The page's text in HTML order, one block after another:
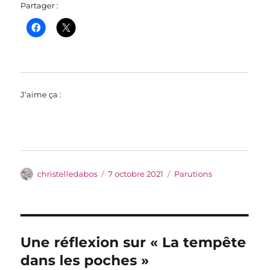
Partager :
J’aime ça :
Auteur
christelledabos
Publié
7 octobre 2021 Catégories
Parutions
Une réflexion sur « La tempête
dans les poches »